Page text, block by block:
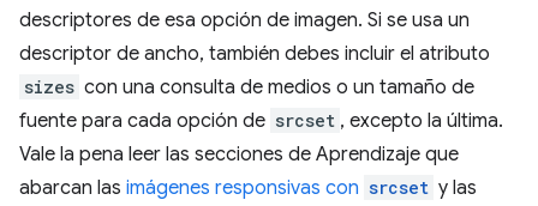
descriptores de esa opción de imagen. Si se usa un
descriptor de ancho, también debes incluir el atributo
sizes con una consulta de medios o un tamaño de
fuente para cada opción de srcset , excepto la última.
Vale la pena leer las secciones de Aprendizaje que
abarcan las imágenes responsivas con srcset y las